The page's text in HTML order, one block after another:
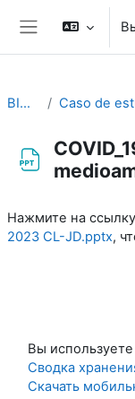
Перейти к
Боковая панель
BIOMETEOROLOGÍA
Нажмите на ссылку
2023 CL-JD.pptx,
Вы
Сводка
Скачать